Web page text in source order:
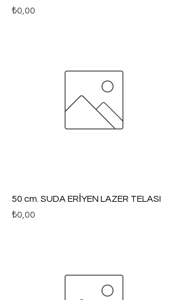
Fiyat
₺0,00
50 cm. SUDA ERİYEN LAZER TELASI
Fiyat
₺0,00